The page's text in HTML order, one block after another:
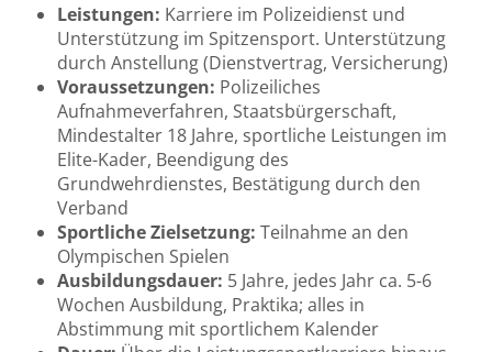
Leistungen: Karriere im Polizeidienst und
Unterstützung im Spitzensport. Unterstützung
durch Anstellung (Dienstvertrag, Versicherung)
Voraussetzungen: Polizeiliches
Aufnahmeverfahren, Staatsbürgerschaft,
Mindestalter 18 Jahre, sportliche Leistungen im
Elite-Kader, Beendigung des
Grundwehrdienstes, Bestätigung durch den
Verband
Sportliche Zielsetzung: Teilnahme an den
Olympischen Spielen
Ausbildungsdauer: 5 Jahre, jedes Jahr ca. 5-6
Wochen Ausbildung, Praktika; alles in
Abstimmung mit sportlichem Kalender